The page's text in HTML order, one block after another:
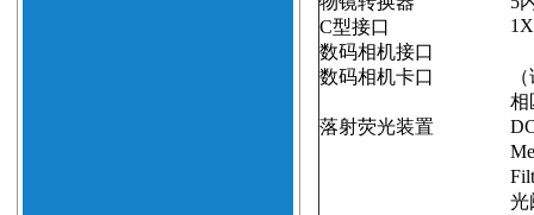
C型接口
1X
数码相机接口
数码相机卡口
（
相
落射荧光装置
光